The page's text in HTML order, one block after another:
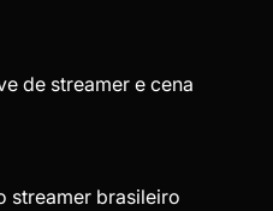
de streamer e cena
streamer brasileiro